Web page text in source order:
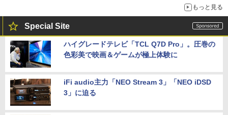
もっと見る
Special Site
ハイグレードテレビ「TCL Q7D Pro」。圧巻の
色彩美で映画＆ゲームが極上体験に
iFi audio主力「NEO Stream 3」「NEO iDSD
3」に迫る